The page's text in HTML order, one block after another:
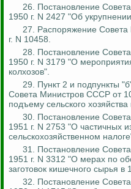
26. Постановление
1950 г. N 2427 "Об
27. Распоряжение
г. N 10458.
28. Постановление
1950 г. N 3179 "О
колхозов".
29. Пункт 2 и подпункты
Совета Министров СССР от
подъему сельского
30. Постановление
1951 г. N 2753 "О частичных
сельскохозяйственном
31. Постановление
1951 г. N 3312 "О мерах по
заготовок кишечного сырья в
32. Постановление